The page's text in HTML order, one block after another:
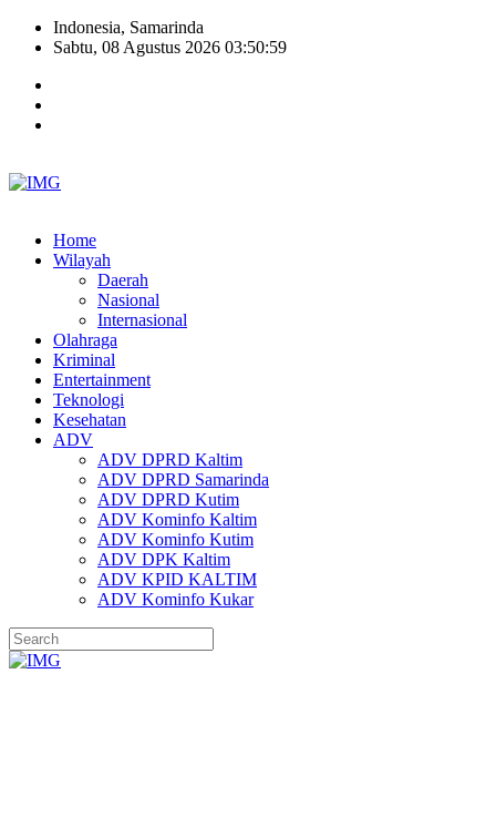
Indonesia, Samarinda
Sabtu, 08 Agustus 2026 03:50:59
Home
Wilayah
Daerah
Nasional
Internasional
Olahraga
Kriminal
Entertainment
Teknologi
Kesehatan
ADV
ADV DPRD Kaltim
ADV DPRD Samarinda
ADV DPRD Kutim
ADV Kominfo Kaltim
ADV Kominfo Kutim
ADV DPK Kaltim
ADV KPID KALTIM
ADV Kominfo Kukar